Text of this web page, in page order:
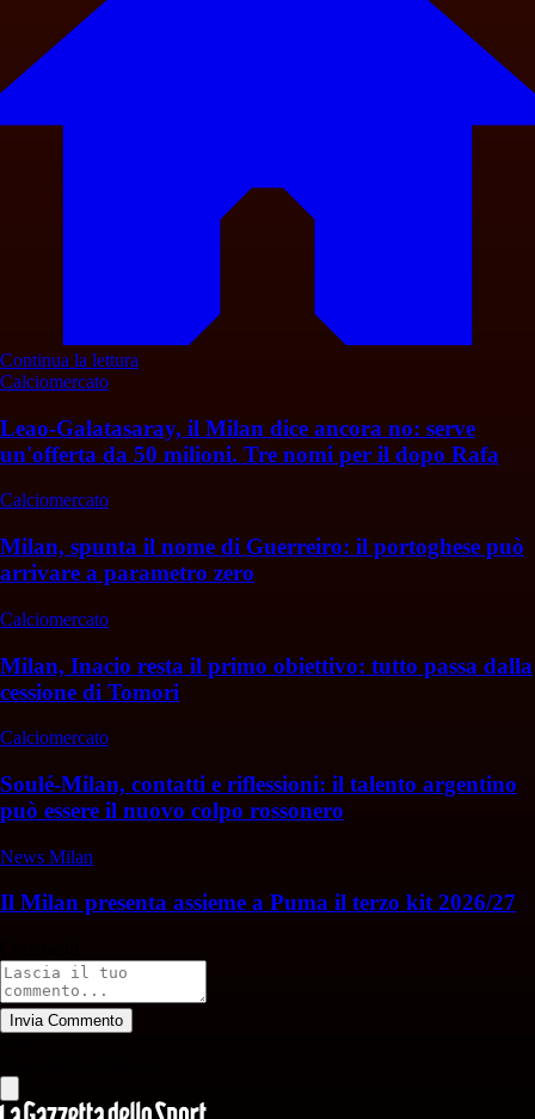
Continua la lettura
Calciomercato
Leao-Galatasaray, il Milan dice ancora no: serve
un'offerta da 50 milioni. Tre nomi per il dopo Rafa
Calciomercato
Milan, spunta il nome di Guerreiro: il portoghese può
arrivare a parametro zero
Calciomercato
Milan, Inacio resta il primo obiettivo: tutto passa dalla
cessione di Tomori
Calciomercato
Soulé-Milan, contatti e riflessioni: il talento argentino
può essere il nuovo colpo rossonero
News Milan
Il Milan presenta assieme a Puma il terzo kit 2026/27
Invia Commento